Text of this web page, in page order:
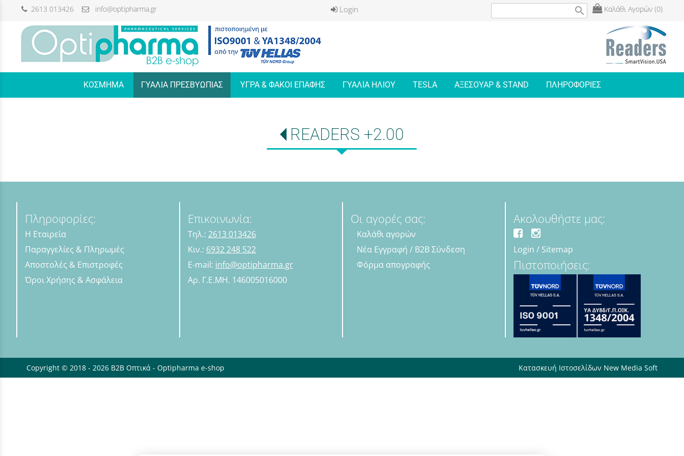
2613 013426 info@optipharma.gr Login Καλάθι Αγορών (0)
search
ΚΟΣΜΗΜΑ ΓΥΑΛΙΑ ΠΡΕΣΒΥΩΠΙΑΣ ΥΓΡΑ & ΦΑΚΟΙ ΕΠΑΦΗΣ ΓΥΑΛΙΑ ΗΛΙΟΥ TESLA ΑΞΕΣΟΥΑΡ & STAND ΠΛΗΡΟΦΟΡΙΕΣ
READERS +2.00
Πληροφορίες:
Η Εταιρεία
Παραγγελίες & Πληρωμές
Αποστολές & Επιστροφές
Όροι Χρήσης & Ασφάλεια
Επικοινωνία:
Τηλ.: 2613 013426
Κιν.: 6932 248 522
E-mail: info@optipharma.gr
Αρ. Γ.Ε.ΜΗ. 146005016000
Οι αγορές σας:
Καλάθι αγορών
Νέα Εγγραφή / B2B Σύνδεση
Φόρμα απογραφής
Ακολουθήστε μας:
Login / Sitemap
Πιστοποιήσεις:
Copyright © 2018 - 2026 B2B Οπτικά - Optipharma e-shop Κατασκευή Ιστοσελίδων New Media Soft